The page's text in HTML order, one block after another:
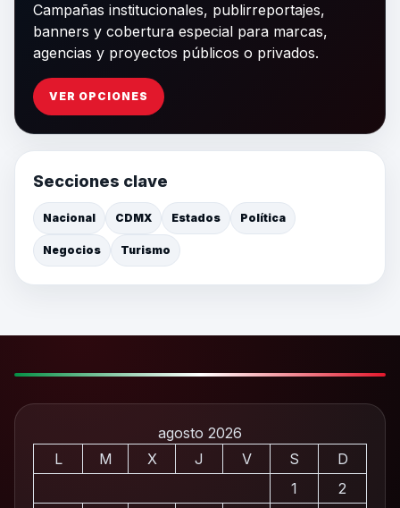
Campañas institucionales, publirreportajes,
banners y cobertura especial para marcas,
agencias y proyectos públicos o privados.
VER OPCIONES
Secciones clave
Nacional CDMX Estados Política
Negocios Turismo
agosto 2026
L
M X J V S
D
1
2